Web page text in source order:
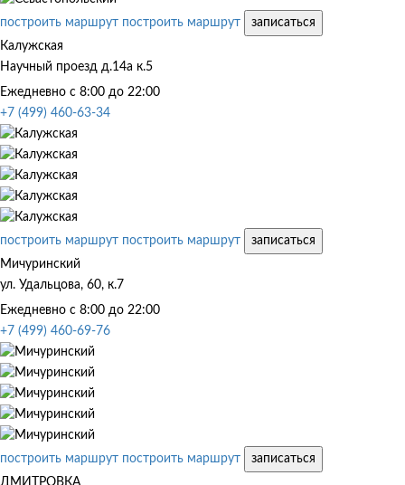
построить маршрут построить маршрут
записаться
Калужская
Научный проезд д.14а к.5
Ежедневно с 8:00 до 22:00
+7 (499) 460-63-34
построить маршрут построить маршрут
записаться
Мичуринский
ул. Удальцова, 60, к.7
Ежедневно с 8:00 до 22:00
+7 (499) 460-69-76
построить маршрут построить маршрут
записаться
ДМИТРОВКА